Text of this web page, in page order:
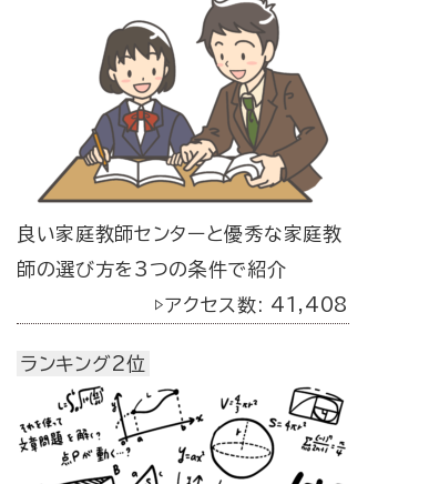
良い家庭教師センターと優秀な家庭教
師の選び方を3つの条件で紹介
▷アクセス数: 41,408
ランキング2位